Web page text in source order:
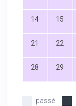
14 15
21 22
28 29
passé